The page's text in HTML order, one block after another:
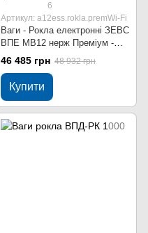
6
Артикул: a12ess.rokla.premWi-Fi
Ваги - Рокла електронні ЗЕВС
ВПЕ МВ12 нерж Преміум -
500 кг Wi-Fi
46 485 грн 48 932 грн
Купити